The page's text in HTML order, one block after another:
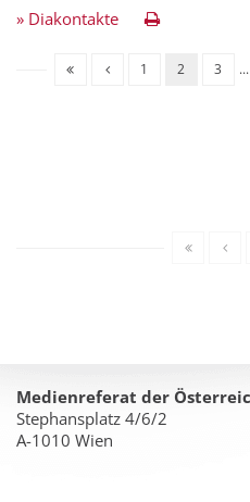
» Diakontakte
1 2 3 ...
Medienreferat der
Stephansplatz 4/6/2
A-1010 Wien